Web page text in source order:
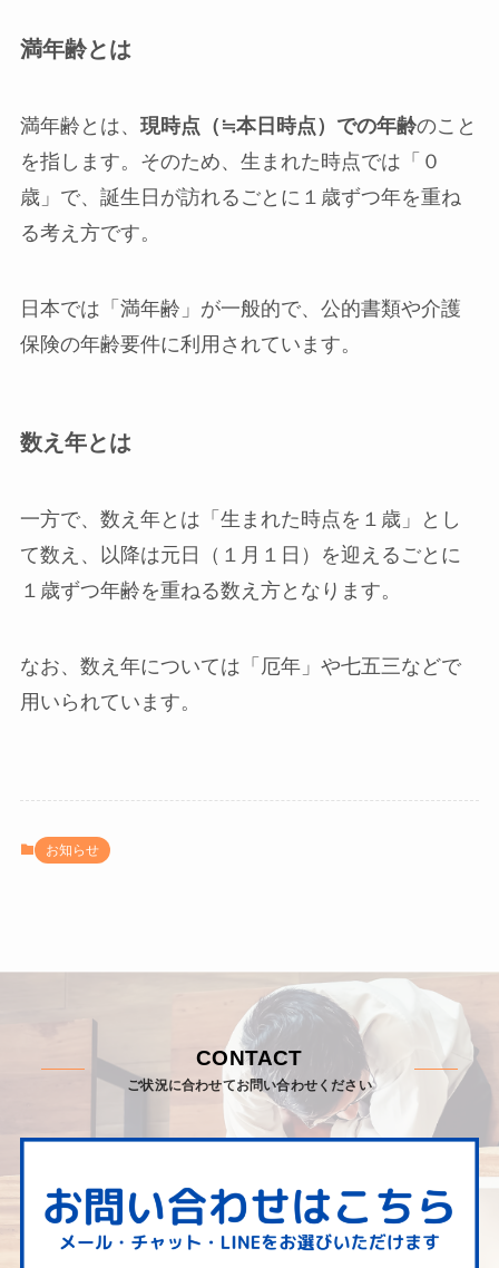
満年齢とは
満年齢とは、 現時点（ ≒本日時点）での年齢のこと
を指します。そのため、生まれた時点では「０
歳」で、誕生日が訪れるごとに１歳ずつ年を重ね
る考え方です。
日本では「満年齢」が一般的で、公的書類や介護
保険の年齢要件に利用されています。
数え年とは
一方で、数え年とは「生まれた時点を１歳」とし
て数え、以降は元日（１月１日）を迎えるごとに
１歳ずつ年齢を重ねる数え方となります。
なお、数え年については「厄年」や七五三などで
用いられています。
お知らせ
CONTACT
ご状況に合わせてお問い合わせください